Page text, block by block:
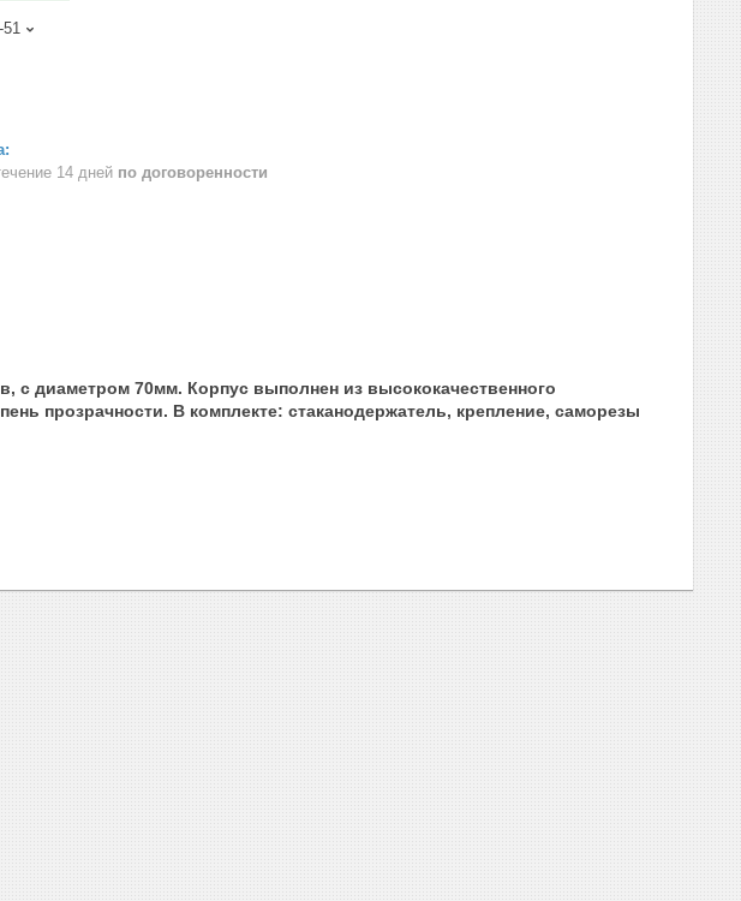
51
14 дней по договоренности
с диаметром 70мм. Корпус выполнен из высококачественного
прозрачности. В комплекте: стаканодержатель, крепление, саморезы